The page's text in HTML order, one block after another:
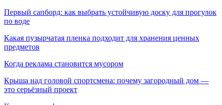
Первый сапборд: как выбрать устойчивую доску для прогулок
по воде
Какая пузырчатая пленка подходит для хранения ценных
предметов
Когда реклама становится мусором
Крыша над головой спортсмена: почему загородный дом —
это серьёзный проект